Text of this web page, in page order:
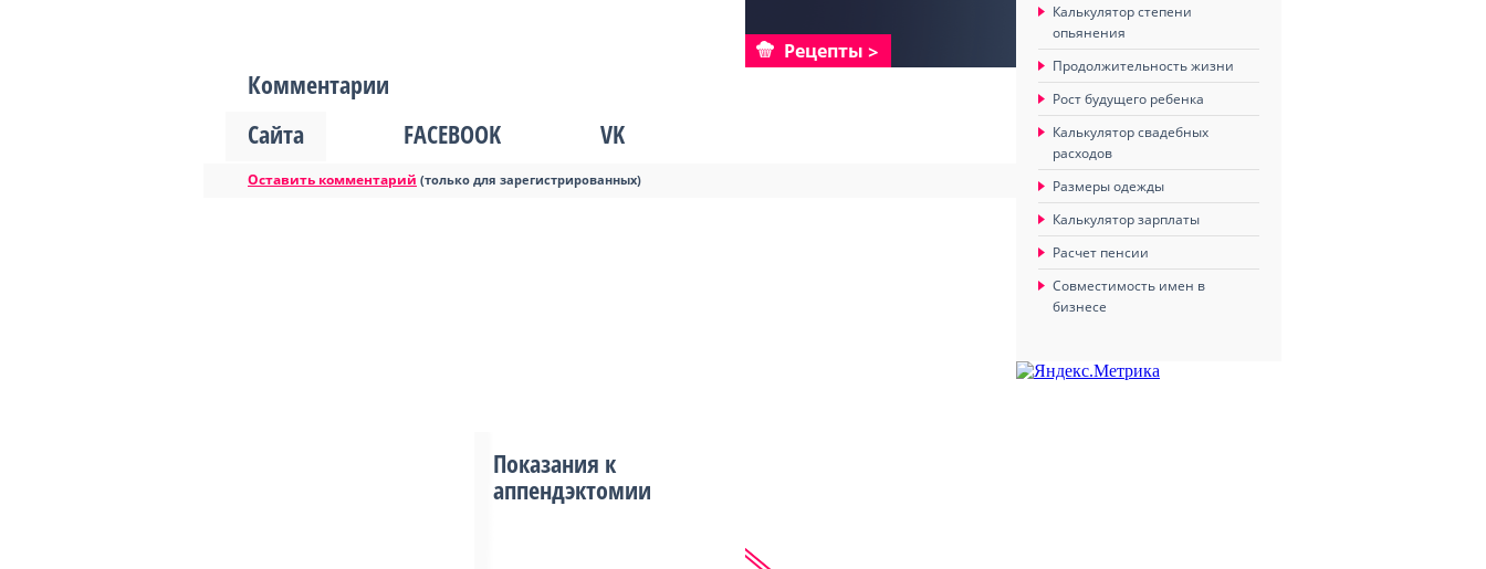
Рецепты
Комментарии
Сайта
FACEBOOK VK
Оставить комментарий (только для зарегистрированных)
Показания к
аппендэктомии
Калькулятор степени
опьянения
Продолжительность жизни
Рост будущего ребенка
Калькулятор свадебных
расходов
Размеры одежды
Калькулятор зарплаты
Расчет пенсии
Совместимость имен в
бизнесе